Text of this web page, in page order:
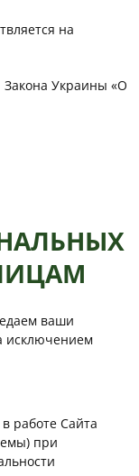
на
Закона Украины «О
ваши
исключением
работе Сайта
при